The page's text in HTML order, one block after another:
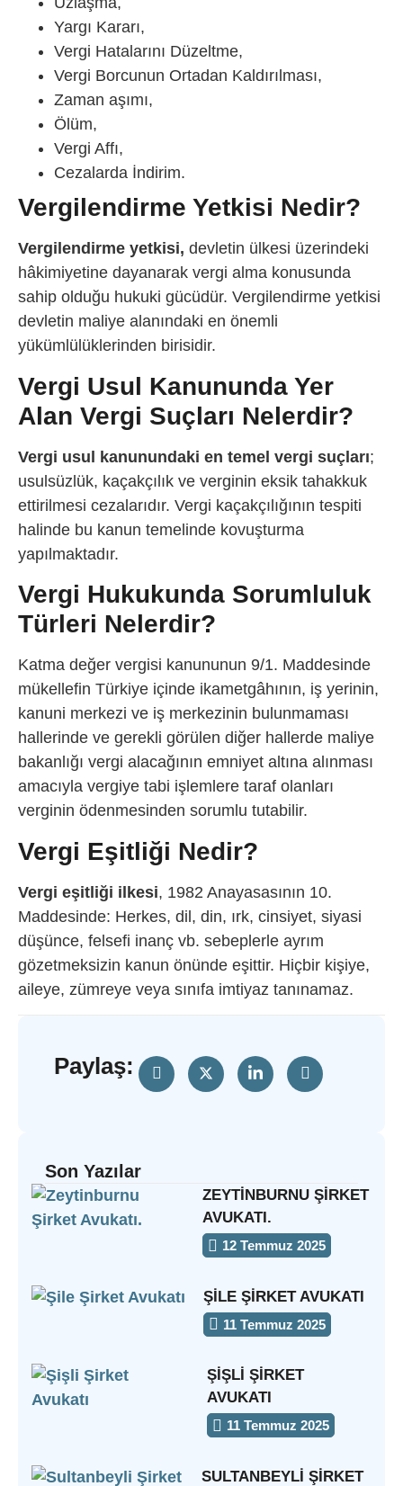
Yargı Kararı,
Vergi Hatalarını Düzeltme,
Vergi Borcunun Ortadan Kaldırılması,
Zaman aşımı,
Ölüm,
Vergi Affı,
Cezalarda İndirim.
Vergilendirme Yetkisi Nedir?
Vergilendirme yetkisi, devletin ülkesi üzerindeki
hâkimiyetine dayanarak vergi alma konusunda
sahip olduğu hukuki gücüdür. Vergilendirme yetkisi
devletin maliye alanındaki en önemli
yükümlülüklerinden birisidir.
Vergi Usul Kanununda Yer
Alan Vergi Suçları Nelerdir?
Vergi usul kanunundaki en temel vergi suçları;
usulsüzlük, kaçakçılık ve verginin eksik tahakkuk
ettirilmesi cezalarıdır. Vergi kaçakçılığının tespiti
halinde bu kanun temelinde kovuşturma
yapılmaktadır.
Vergi Hukukunda Sorumluluk
Türleri Nelerdir?
Katma değer vergisi kanununun 9/1. Maddesinde
mükellefin Türkiye içinde ikametgâhının, iş yerinin,
kanuni merkezi ve iş merkezinin bulunmaması
hallerinde ve gerekli görülen diğer hallerde maliye
bakanlığı vergi alacağının emniyet altına alınması
amacıyla vergiye tabi işlemlere taraf olanları
verginin ödenmesinden sorumlu tutabilir.
Vergi Eşitliği Nedir?
Vergi eşitliği ilkesi, 1982 Anayasasının 10.
Maddesinde: Herkes, dil, din, ırk, cinsiyet, siyasi
düşünce, felsefi inanç vb. sebeplerle ayrım
gözetmeksizin kanun önünde eşittir. Hiçbir kişiye,
aileye, zümreye veya sınıfa imtiyaz tanınamaz.
Paylaş:
Son Yazılar
ZEYTINBURNU ŞIRKET
AVUKATI.
12 Temmuz 2025
ŞILE ŞIRKET AVUKATI
11 Temmuz 2025
ŞIŞLI ŞIRKET
AVUKATI
11 Temmuz 2025
SULTANBEYLI ŞIRKET